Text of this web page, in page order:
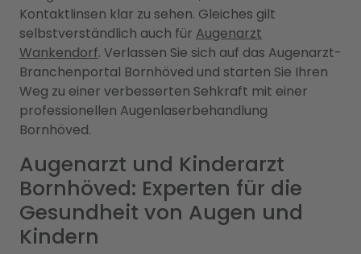
Kontaktlinsen klar zu sehen. Gleiches gilt
selbstverständlich auch für Augenarzt
Wankendorf. Verlassen Sie sich auf das Augenarzt-
Branchenportal Bornhöved und starten Sie Ihren
Weg zu einer verbesserten Sehkraft mit einer
professionellen Augenlaserbehandlung
Bornhöved.
Augenarzt und Kinderarzt
Bornhöved: Experten für die
Gesundheit von Augen und
Kindern